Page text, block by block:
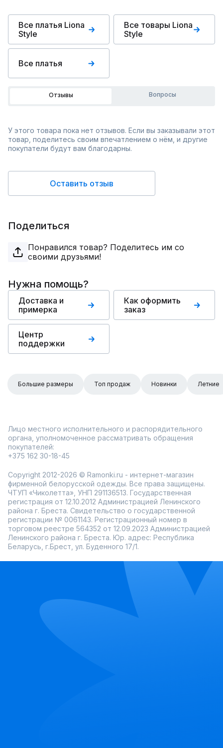
Все платья Liona
Style
Все товары Liona
Style
Все платья
Отзывы Вопросы
У этого товара пока нет отзывов. Если вы заказывали этот
товар, поделитесь своим впечатлением о нём, и другие
покупатели будут вам благодарны.
Оставить отзыв
Поделиться
Понравился товар? Поделитесь им со
своими друзьями!
Нужна помощь?
Доставка и
примерка
Как оформить
заказ
Центр
поддержки
Большие размеры Топ продаж Новинки Летние
Лицо местного исполнительного и распорядительного
органа, уполномоченное рассматривать обращения
покупателей:
+375 162 30-18-45
Copyright 2012-2026 © Ramonki.ru - интернет-магазин
фирменной белорусской одежды. Все права защищены.
ЧТУП «Чиколетта», УНП 291136513. Государственная
регистрация от 12.10.2012 Администрацией Ленинского
района г. Бреста. Свидетельство о государственной
регистрации № 0061143. Регистрационный номер в
торговом реестре 564352 от 12.09.2023 Администрацией
Ленинского района г. Бреста. Юр. адрес: Республика
Беларусь, г.Брест, ул. Буденного 17/1.